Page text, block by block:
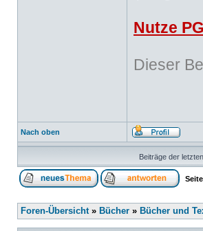
Nutze
Dieser
Nach oben
Beiträge der
Seite
Foren-Übersicht» Bücher » Bücher und